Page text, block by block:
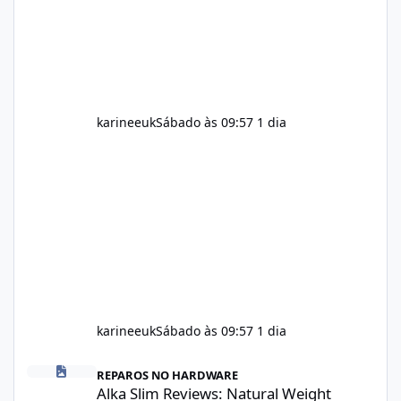
karineeukSábado às 09:57 1 dia
karineeukSábado às 09:57 1 dia
Alka Slim Reviews: Natural Weight Management Support
REPAROS NO HARDWARE
Alka Slim Reviews: Natural Weight